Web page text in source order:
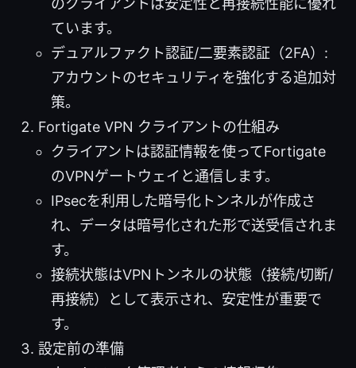
ています。
デュアルファクト認証/二要素認証（2FA）:
アカウントのセキュリティを強化する追加対
策。
Fortigate VPN クライアントの仕組み
クライアントは認証情報を使ってFortigate
のVPNゲートウェイと通信します。
IPsecを利用した暗号化トンネルが作成さ
れ、データは暗号化された形で送受信されま
す。
接続状態はVPNトンネルの状態（接続/切断/
再接続）として表示され、安定性が重要で
す。
設定前の準備